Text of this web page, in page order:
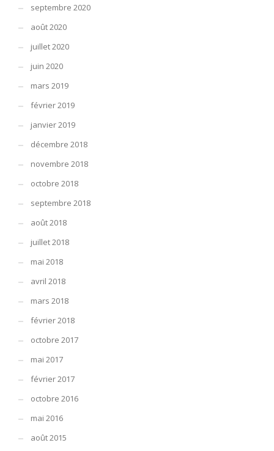
septembre 2020
août 2020
juillet 2020
juin 2020
mars 2019
février 2019
janvier 2019
décembre 2018
novembre 2018
octobre 2018
septembre 2018
août 2018
juillet 2018
mai 2018
avril 2018
mars 2018
février 2018
octobre 2017
mai 2017
février 2017
octobre 2016
mai 2016
août 2015